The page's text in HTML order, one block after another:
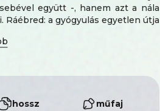
együtt -, hanem azt a nála
a gyógyulás egyetlen útja
hát azért, hogy biztonságban
férfi legyőzve a közönyt és
sokan beszélnek: az otthon
mégis az empátia sorsfordító
hossz
műfaj